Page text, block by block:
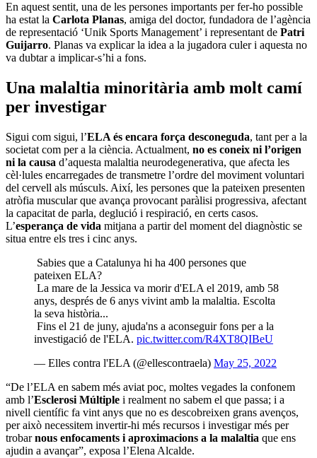
En aquest sentit, una de les persones importants per fer-ho possible
ha estat la Carlota Planas, amiga del doctor, fundadora de l’agència
de representació ‘Unik Sports Management’ i representant de Patri
Guijarro. Planas va explicar la idea a la jugadora culer i aquesta no
va dubtar a implicar-s’hi a fons.
Una malaltia minoritària amb molt camí
per investigar
Sigui com sigui, l’ELA és encara força desconeguda, tant per a la
societat com per a la ciència. Actualment, no es coneix ni l’origen
ni la causa d’aquesta malaltia neurodegenerativa, que afecta les
cèl·lules encarregades de transmetre l’ordre del moviment voluntari
del cervell als músculs. Així, les persones que la pateixen presenten
atròfia muscular que avança provocant paràlisi progressiva, afectant
la capacitat de parla, deglució i respiració, en certs casos.
L’esperança de vida mitjana a partir del moment del diagnòstic se
situa entre els tres i cinc anys.
Sabies que a Catalunya hi ha 400 persones que
pateixen ELA?
La mare de la Jessica va morir d'ELA el 2019, amb 58
anys, després de 6 anys vivint amb la malaltia. Escolta
la seva història...
Fins el 21 de juny, ajuda'ns a aconseguir fons per a la
investigació de l'ELA. pic.twitter.com/R4XT8QIBeU
— Elles contra l'ELA (@ellescontraela) May 25, 2022
“De l’ELA en sabem més aviat poc, moltes vegades la confonem
amb l’Esclerosi Múltiple i realment no sabem el que passa; i a
nivell científic fa vint anys que no es descobreixen grans avenços,
per això necessitem invertir-hi més recursos i investigar més per
trobarnous enfocaments i aproximacions a la malaltia que ens
ajudin a avançar”, exposa l’Elena Alcalde.